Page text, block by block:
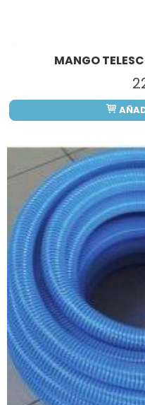
MANGO